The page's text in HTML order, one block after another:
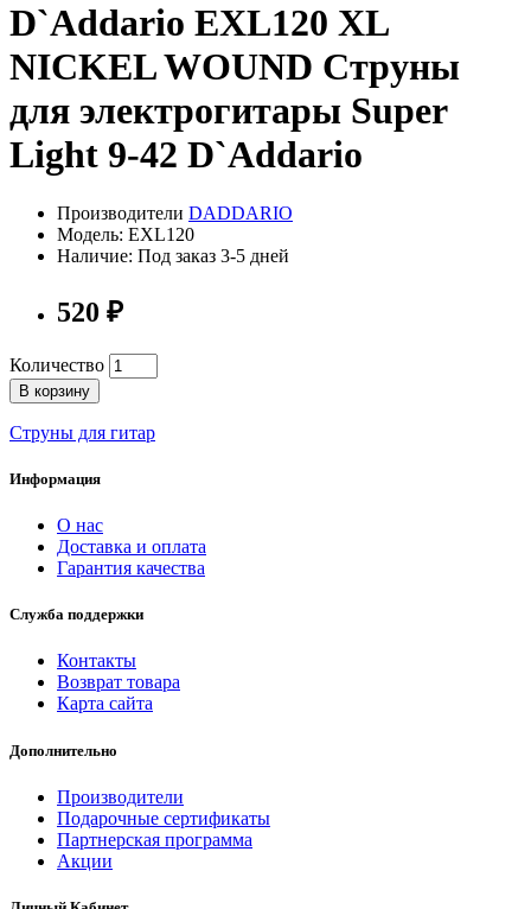
D`Addario EXL120 XL
NICKEL WOUND Струны
для электрогитары Super
Light 9-42 D`Addario
Производители DADDARIO
Модель: EXL120
Наличие: Под заказ 3-5 дней
520 ₽
Количество
В корзину
Струны для гитар
Информация
О нас
Доставка и оплата
Гарантия качества
Служба поддержки
Контакты
Возврат товара
Карта сайта
Дополнительно
Производители
Подарочные сертификаты
Партнерская программа
Акции